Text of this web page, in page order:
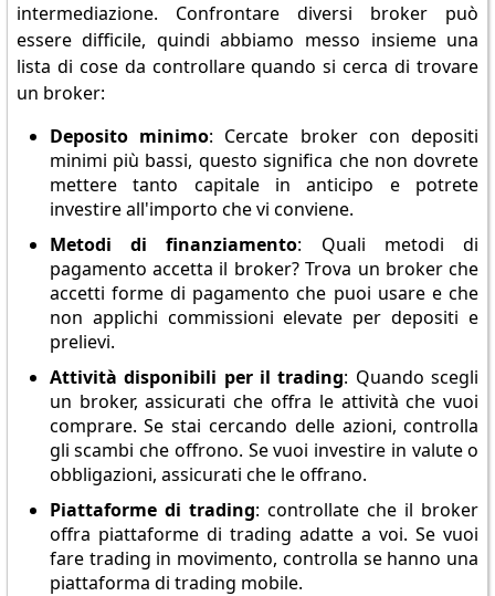
intermediazione. Confrontare diversi broker può
essere difficile, quindi abbiamo messo insieme una
lista di cose da controllare quando si cerca di trovare
un broker:
Deposito minimo: Cercate broker con depositi
minimi più bassi, questo significa che non dovrete
mettere tanto capitale in anticipo e potrete
investire all'importo che vi conviene.
Metodi di finanziamento: Quali metodi di
pagamento accetta il broker? Trova un broker che
accetti forme di pagamento che puoi usare e che
non applichi commissioni elevate per depositi e
prelievi.
Attività disponibili per il trading: Quando scegli
un broker, assicurati che offra le attività che vuoi
comprare. Se stai cercando delle azioni, controlla
gli scambi che offrono. Se vuoi investire in valute o
obbligazioni, assicurati che le offrano.
Piattaforme di trading: controllate che il broker
offra piattaforme di trading adatte a voi. Se vuoi
fare trading in movimento, controlla se hanno una
piattaforma di trading mobile.